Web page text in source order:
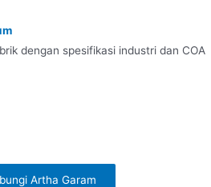
dengan spesifikasi industri dan COA
Artha Garam